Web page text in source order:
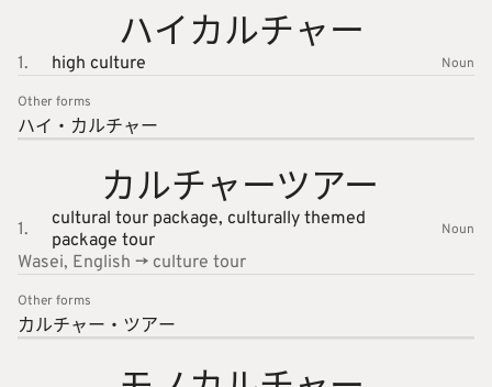
ハイカルチャー
1. high culture Noun
Other forms
ハイ・カルチャー
カルチャーツアー
1. cultural tour package, culturally themed
package tour
Noun
Wasei, English -> culture tour
Other forms
カルチャー・ツアー